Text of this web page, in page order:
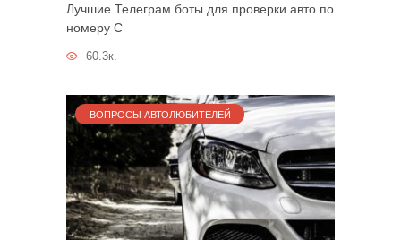
Лучшие Телеграм боты для проверки авто по
номеру С
60.3к.
ВОПРОСЫ АВТОЛЮБИТЕЛЕЙ